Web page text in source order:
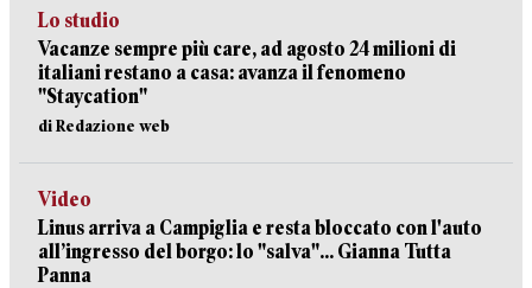
Lo studio
Vacanze sempre più care, ad agosto 24 milioni di
italiani restano a casa: avanza il fenomeno
"Staycation"
di Redazione web
Video
Linus arriva a Campiglia e resta bloccato con l'auto
all’ingresso del borgo: lo "salva"... Gianna Tutta
Panna